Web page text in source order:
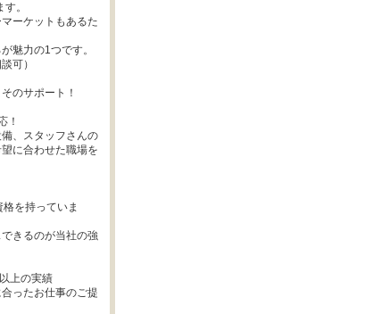
。
ーケットもあるた
魅力の1つです。
可）
のサポート！
！
、スタッフさんの
に合わせた職場を
を持っていま
きるのが当社の強
上の実績
ったお仕事のご提